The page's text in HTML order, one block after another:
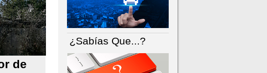
de
¿Sabías Que...?